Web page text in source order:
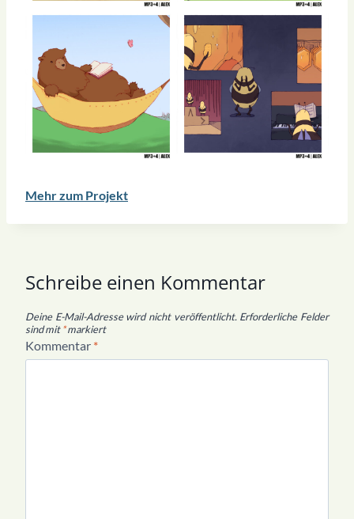
Mehr zum Projekt
Schreibe einen Kommentar
Deine E-Mail-Adresse wird nicht veröffentlicht. Erforderliche Felder
sind mit*markiert
Kommentar *